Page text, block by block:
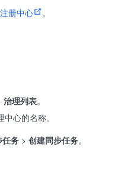
册中心 。
治理列表。
心的名称。
任务 > 创建同步任务。